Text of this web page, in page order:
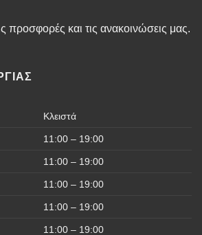
προσφορές και τις ανακοινώσεις μας.
Κλειστά
11:00 – 19:00
11:00 – 19:00
11:00 – 19:00
11:00 – 19:00
11:00 – 19:00